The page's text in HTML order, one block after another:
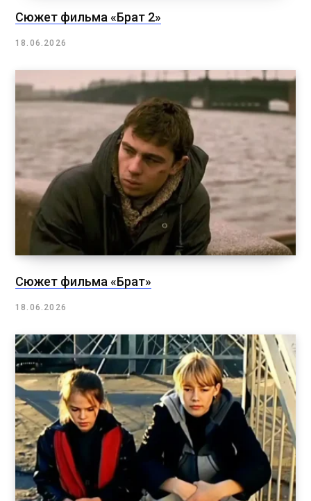
Сюжет фильма «Брат 2»
18.06.2026
Сюжет фильма «Брат»
18.06.2026